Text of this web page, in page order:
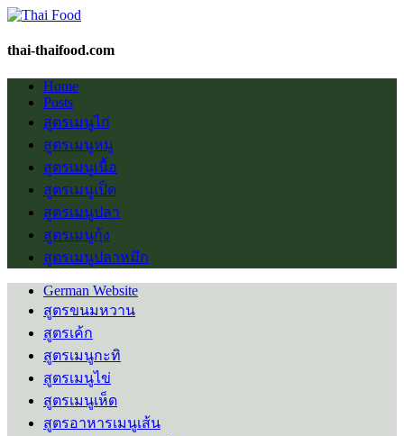
thai-thaifood.com
Home
Posts
สูตรเมนูไก่
สูตรเมนูหมู
สูตรเมนูเนื้อ
สูตรเมนูเป็ด
สูตรเมนูปลา
สูตรเมนูกุ้ง
สูตรเมนูปลาหมึก
German Website
สูตรขนมหวาน
สูตรเค้ก
สูตรเมนูกะทิ
สูตรเมนูไข่
สูตรเมนูเห็ด
สูตรอาหารเมนูเส้น